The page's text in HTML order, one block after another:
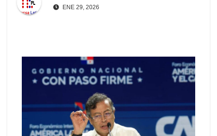
ENE 29, 2026